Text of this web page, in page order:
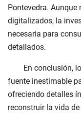
Pontevedra.
digitalizados, la
necesaria para
detallados.
En conclusión,
fuente inestimable
ofreciendo detalles
reconstruir la vida